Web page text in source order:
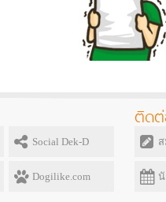
Social Dek-D
Dogilike.com
ติดต่